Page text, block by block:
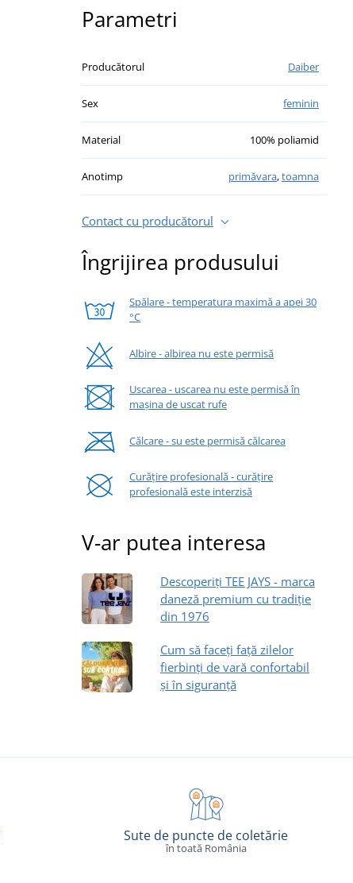
Parametri
Producătorul Daiber
Sex feminin
Material 100% poliamid
Anotimp primăvara,toamna
Contact cu producătorul
Îngrijirea produsului
Spălare - temperatura maximă a apei 30
°C
Albire - albirea nu este permisă
Uscarea - uscarea nu este permisă în
mașina de uscat rufe
Călcare - su este permisă călcarea
Curățire profesională - curățire
profesională este interzisă
V-ar putea interesa
Descoperiți TEE JAYS - marca
daneză premium cu tradiție
din 1976
Cum să faceți față zilelor
fierbinți de vară confortabil
și în siguranță
Sute de puncte de coletărie
în toată România